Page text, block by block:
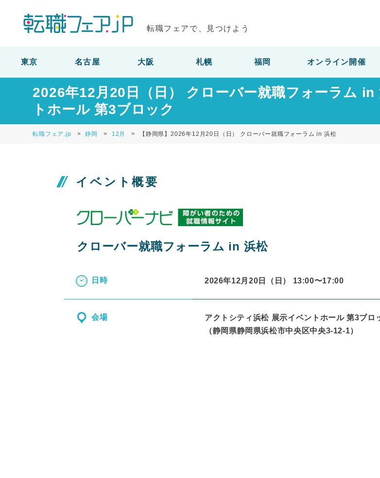
転職フェアで、見つけよう
東京 名古屋 大阪 札幌 福岡 オンライン開催
2026年12月20日（日） クローバー就職フォーラム
トホール 第3ブロック
転職フェア.jp 静岡 12月 【静岡県】2026年12月20日（日） クローバー就職フォーラム in 浜松
イベント概要
クローバー就職フォーラム in 浜松
日時 2026年12月20日（日） 13:00〜17:00
会場
アクトシティ浜松 展示イベントホール 第3ブロ
（静岡県静岡県浜松市中央区中央3-12-1）